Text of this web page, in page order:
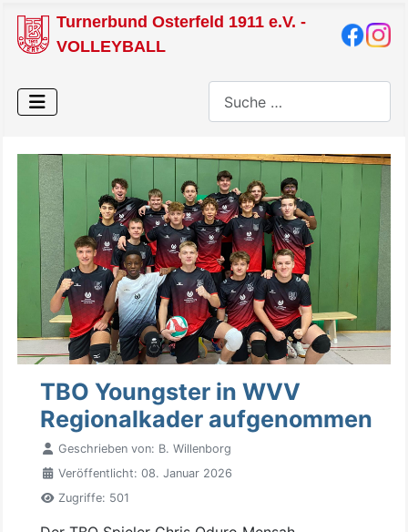
Turnerbund Osterfeld 1911 e.V. -
VOLLEYBALL
TBO Youngster in WVV
Regionalkader aufgenommen
Geschrieben von: B. Willenborg
Veröffentlicht: 08. Januar 2026
Zugriffe: 501